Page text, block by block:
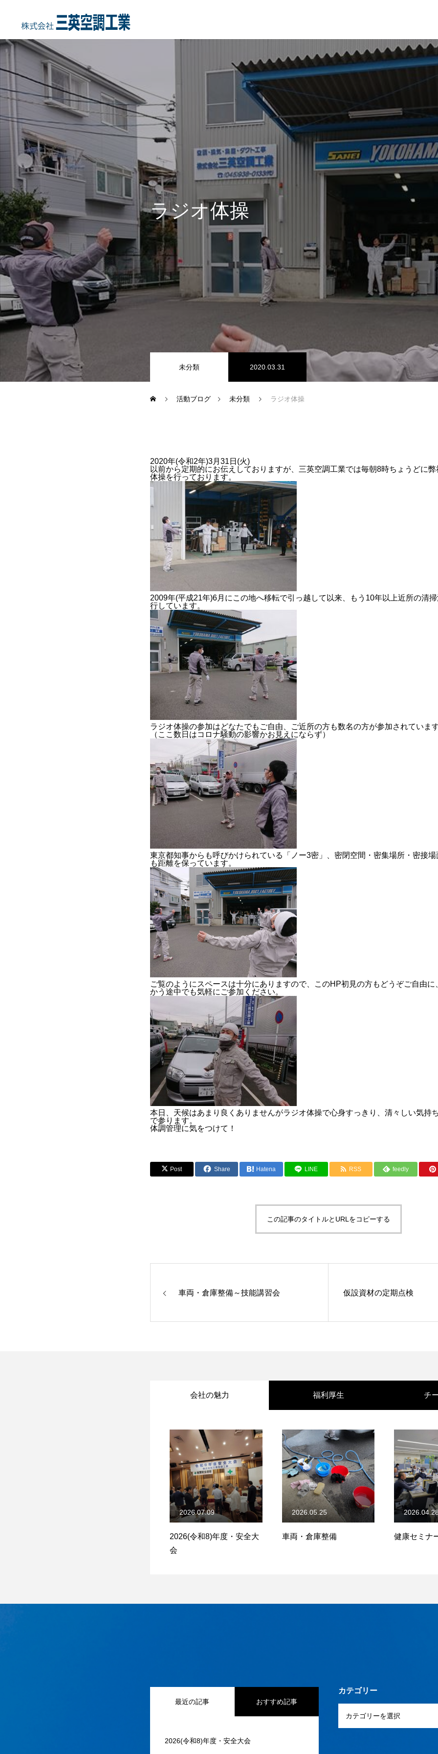
HOME
COMPANY
事業内容
CSR
地域貢献企業 健康経営 SDGs認証
横浜グランドスラム企業
RECRUIT
2023年度
BLOG BUSINESS RECRUIT CONTACT
ラジオ体操
未分類 2020.03.31
活動ブログ 未分類 ラジオ体操
2020年(令和2年)3月31日(火)
以前から定期的にお伝えしておりますが、三英空調工業では毎朝8時ちょうどに
体操を行っております。
2009年(平成21年)6月にこの地へ移転で引っ越して以来、もう10年以上近所の清
行しています。
ラジオ体操の参加はどなたでもご自由、ご近所の方も数名の方が参加されています
（ここ数日はコロナ騒動の影響かお見えにならず）
東京都知事からも呼びかけられている「ノー3密」、密閉空間・密集場所・密接場
も距離を保っています。
ご覧のようにスペースは十分にありますので、このHP初見の方もどうぞご自由に
かう途中でも気軽にご参加ください。
本日、天候はあまり良くありませんがラジオ体操で心身すっきり、清々しい気持
で参ります。
体調管理に気をつけて！
Post Share Hatena LINE RSS feedly
この記事のタイトルとURLをコピーする
車両・倉庫整備～技能講習会 仮設資材の定期点検
会社の魅力 福利厚生 チ
2026(令和8)年度・安全大
会
2026.07.09
車両・倉庫整備
2026.05.25
健康セミナ
最近の記事 おすすめ記事
2026(令和8)年度・安全大会
カテゴリー